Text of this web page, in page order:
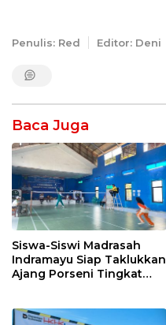
Penulis: Red Editor: Deni
Baca Juga
Siswa-Siswi Madrasah
Indramayu Siap Taklukkan
Ajang Porseni Tingkat